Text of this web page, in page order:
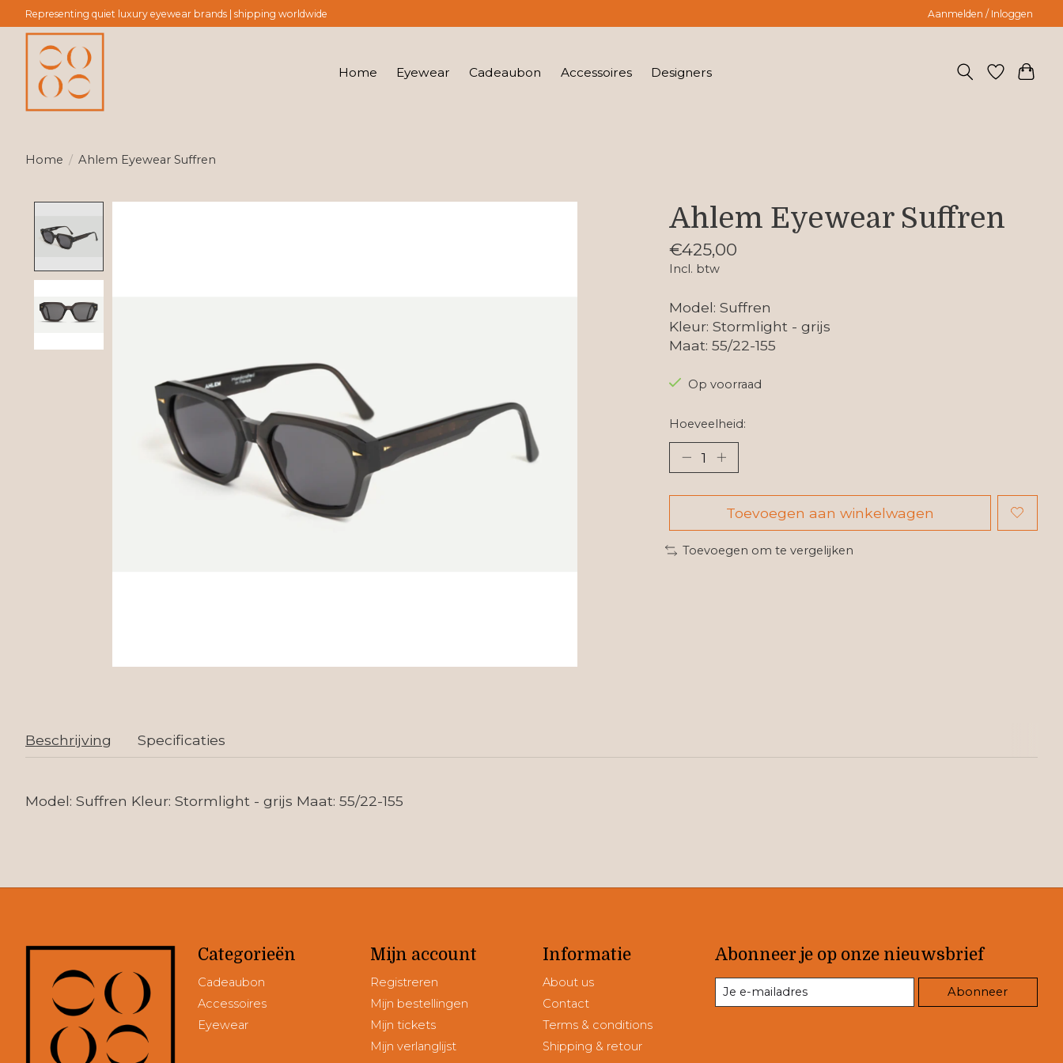
Representing quiet luxury eyewear brands | shipping worldwide Aanmelden / Inloggen
Home Eyewear Cadeaubon Accessoires Designers
Home / Ahlem Eyewear Suffren
Ahlem Eyewear Suffren
€425,00
Incl. btw
Model: Suffren
Kleur: Stormlight - grijs
Maat: 55/22-155
Op voorraad
Hoeveelheid:
Toevoegen aan winkelwagen
Toevoegen om te vergelijken
Beschrijving Specificaties
Model: Suffren Kleur: Stormlight - grijs Maat: 55/22-155
Categorieën
Cadeaubon
Accessoires
Eyewear
Mijn account
Registreren
Mijn bestellingen
Mijn tickets
Mijn verlanglijst
Informatie
About us
Contact
Terms & conditions
Shipping & retour
Abonneer je op onze nieuwsbrief
Abonneer